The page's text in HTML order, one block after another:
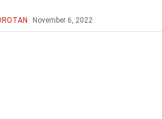
November 6, 2022